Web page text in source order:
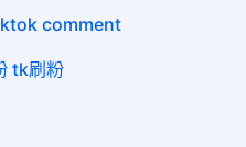
comment
tk刷粉